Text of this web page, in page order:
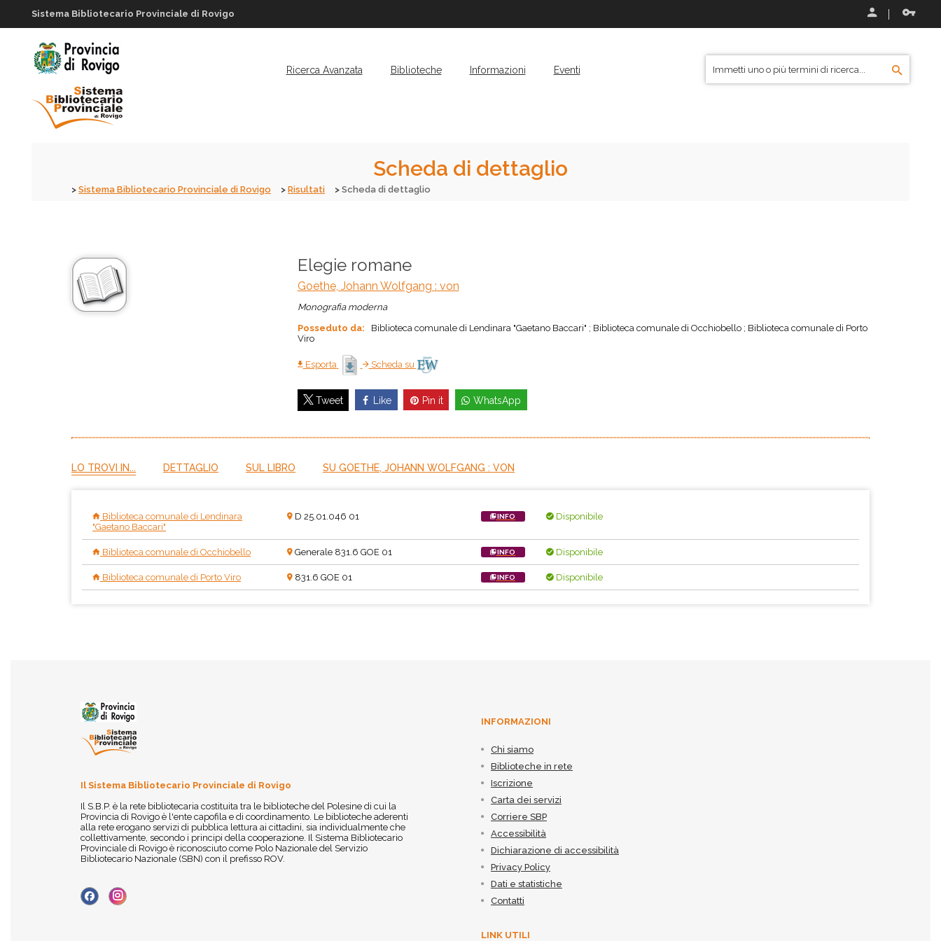
Sistema Bibliotecario Provinciale di Rovigo
Ricerca Avanzata Biblioteche Informazioni Eventi
Scheda di dettaglio
Sistema Bibliotecario Provinciale di Rovigo Risultati Scheda di dettaglio
Elegie romane
Goethe, Johann Wolfgang : von
Monografia moderna
Posseduto da:
Biblioteca comunale di Lendinara "Gaetano Baccari" ; Biblioteca comunale di Occhiobello ; Biblioteca comunale di Porto
Viro
Esporta Scheda su
Tweet Like Pin it WhatsApp
LO TROVI IN... DETTAGLIO SUL LIBRO SU GOETHE, JOHANN WOLFGANG : VON
Biblioteca comunale di Lendinara
"Gaetano Baccari"
D 25.01.046 01 INFO Disponibile
Biblioteca comunale di Occhiobello Generale 831.6 GOE 01 INFO Disponibile
Biblioteca comunale di Porto Viro 831.6 GOE 01 INFO Disponibile
Il Sistema Bibliotecario Provinciale di Rovigo
Il S.B.P. è la rete bibliotecaria costituita tra le biblioteche del Polesine di cui la
Provincia di Rovigo è l'ente capofila e di coordinamento. Le biblioteche aderenti
alla rete erogano servizi di pubblica lettura ai cittadini, sia individualmente che
collettivamente, secondo i principi della cooperazione. Il Sistema Bibliotecario
Provinciale di Rovigo è riconosciuto come Polo Nazionale del Servizio
Bibliotecario Nazionale (SBN) con il prefisso ROV.
INFORMAZIONI
Chi siamo
Biblioteche in rete
Iscrizione
Carta dei servizi
Corriere SBP
Accessibilità
Dichiarazione di accessibilità
Privacy Policy
Dati e statistiche
Contatti
LINK UTILI